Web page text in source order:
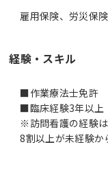
雇用保険、労災保
経験・スキル
■作業療法士免許
■臨床経験3年以上
※訪問看護の経験
8割以上が未経験か